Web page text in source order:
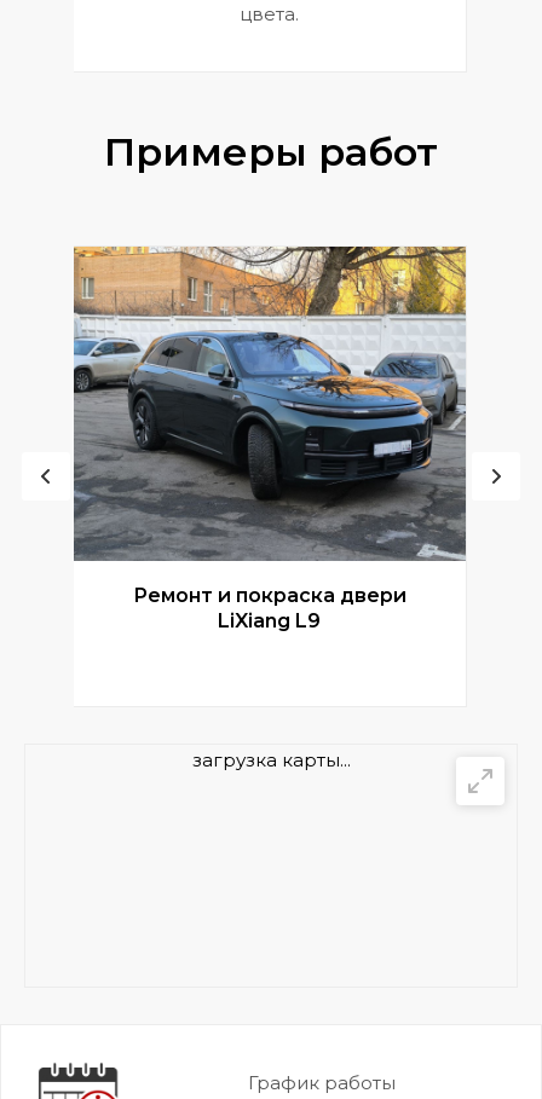
цвета.
Примеры работ
Ремонт и покраска двери
LiXiang L9
загрузка карты...
График работы